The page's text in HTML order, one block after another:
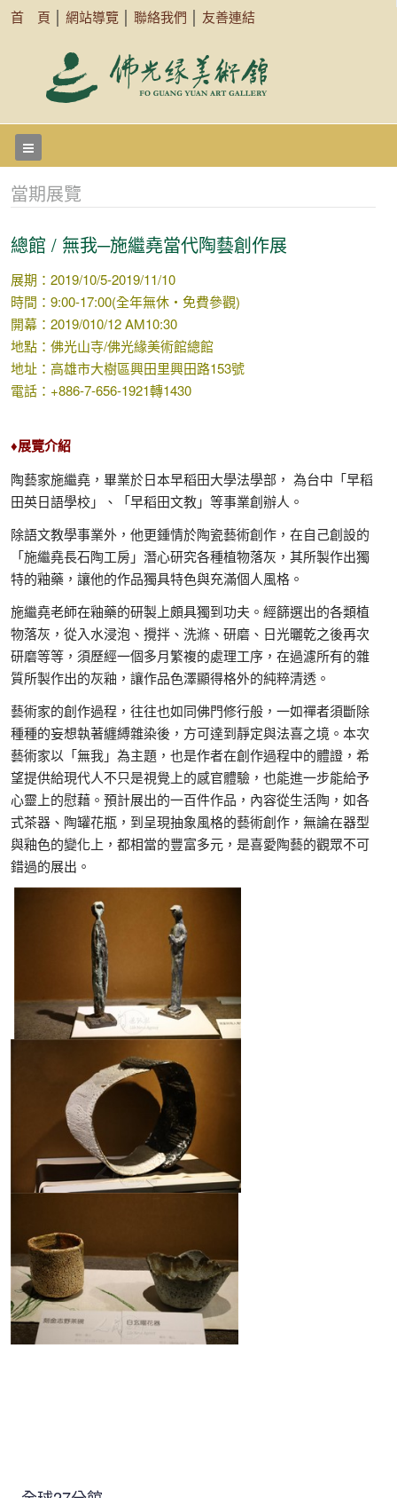
首 頁 網站導覽 聯絡我們 友善連結
當期展覽
總館 / 無我─施繼堯當代陶藝創作展
展期：2019/10/5-2019/11/10
時間：9:00-17:00(全年無休‧免費參觀)
開幕：2019/010/12 AM10:30
地點：佛光山寺/佛光緣美術館總館
地址：高雄市大樹區興田里興田路153號
電話：+886-7-656-1921轉1430
♦展覽介紹
陶藝家施繼堯，畢業於日本早稻田大學法學部， 為台中「早稻
田英日語學校」、「早稻田文教」等事業創辦人。
除語文教學事業外，他更鍾情於陶瓷藝術創作，在自己創設的
「施繼堯長石陶工房」潛心研究各種植物落灰，其所製作出獨
特的釉藥，讓他的作品獨具特色與充滿個人風格。
施繼堯老師在釉藥的研製上頗具獨到功夫。經篩選出的各類植
物落灰，從入水浸泡、攪拌、洗滌、研磨、日光曬乾之後再次
研磨等等，須歷經一個多月繁複的處理工序，在過濾所有的雜
質所製作出的灰釉，讓作品色澤顯得格外的純粹清透。
藝術家的創作過程，往往也如同佛門修行般，一如禪者須斷除
種種的妄想執著纏縛雜染後，方可達到靜定與法喜之境。本次
藝術家以「無我」為主題，也是作者在創作過程中的體證，希
望提供給現代人不只是視覺上的感官體驗，也能進一步能給予
心靈上的慰藉。預計展出的一百件作品，內容從生活陶，如各
式茶器、陶罐花瓶，到呈現抽象風格的藝術創作，無論在器型
與釉色的變化上，都相當的豐富多元，是喜愛陶藝的觀眾不可
錯過的展出。